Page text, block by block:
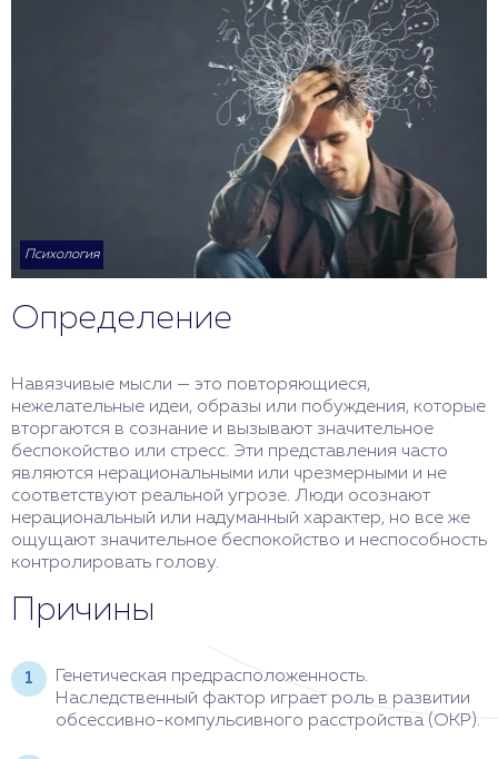
Психология
Определение
Навязчивые мысли — это повторяющиеся,
нежелательные идеи, образы или побуждения, которые
вторгаются в сознание и вызывают значительное
беспокойство или стресс. Эти представления часто
являются нерациональными или чрезмерными и не
соответствуют реальной угрозе. Люди осознают
нерациональный или надуманный характер, но все же
ощущают значительное беспокойство и неспособность
контролировать голову.
Причины
Генетическая предрасположенность.
Наследственный фактор играет роль в развитии
обсессивно-компульсивного расстройства (ОКР).